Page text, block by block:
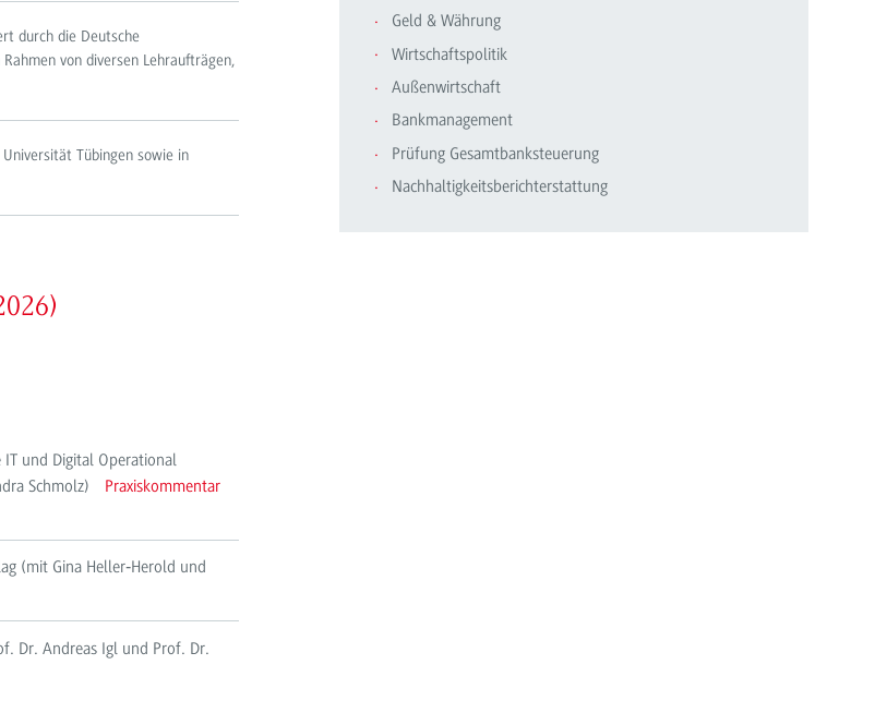
Geld & Währung
Wirtschaftspolitik
Außenwirtschaft
Bankmanagement
Prüfung Gesamtbanksteuerung
Nachhaltigkeitsberichterstattung
durch die Deutsche
von diversen Lehraufträgen,
Tübingen sowie in
IT und Digital Operational
Schmolz) Praxiskommentar
​(mit Gina Heller‑Herold und
Dr. Andreas Igl und Prof. Dr.